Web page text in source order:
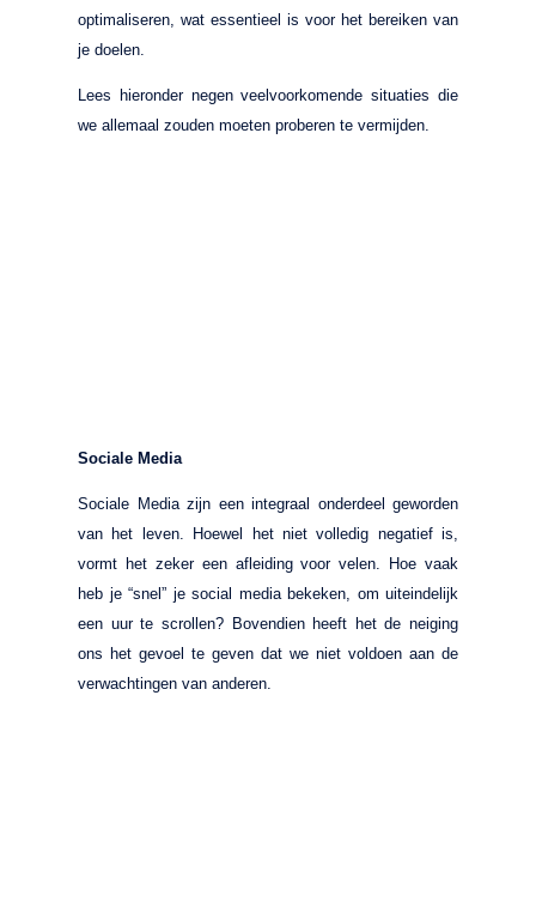
optimaliseren, wat essentieel is voor het bereiken van
je doelen.
Lees hieronder negen veelvoorkomende situaties die
we allemaal zouden moeten proberen te vermijden.
Sociale Media
Sociale Media zijn een integraal onderdeel geworden
van het leven. Hoewel het niet volledig negatief is,
vormt het zeker een afleiding voor velen. Hoe vaak
heb je “snel” je social media bekeken, om uiteindelijk
een uur te scrollen? Bovendien heeft het de neiging
ons het gevoel te geven dat we niet voldoen aan de
verwachtingen van anderen.